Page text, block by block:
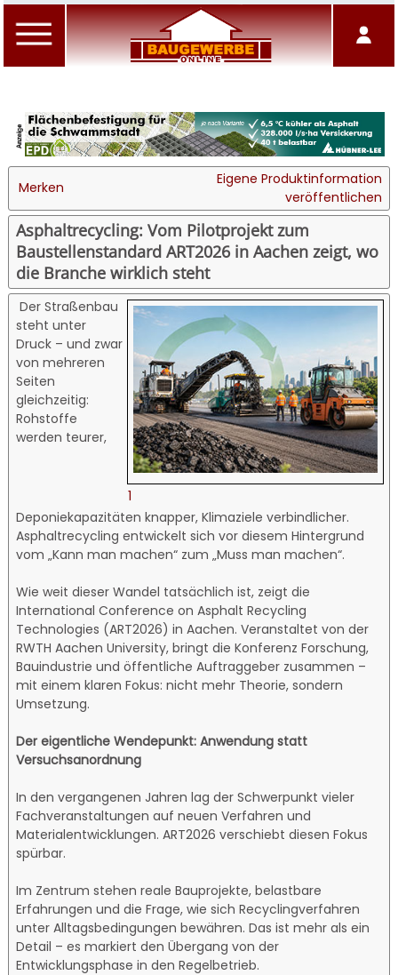
Merken
Eigene Produktinformation
veröffentlichen
Asphaltrecycling: Vom Pilotprojekt zum
Baustellenstandard ART2026 in Aachen zeigt, wo
die Branche wirklich steht
1
Der Straßenbau
steht unter
Druck – und zwar
von mehreren
Seiten
gleichzeitig:
Rohstoffe
werden teurer,
Deponiekapazitäten knapper, Klimaziele verbindlicher.
Asphaltrecycling entwickelt sich vor diesem Hintergrund
vom „Kann man machen“ zum „Muss man machen“.
Wie weit dieser Wandel tatsächlich ist, zeigt die
International Conference on Asphalt Recycling
Technologies (ART2026) in Aachen. Veranstaltet von der
RWTH Aachen University, bringt die Konferenz Forschung,
Bauindustrie und öffentliche Auftraggeber zusammen –
mit einem klaren Fokus: nicht mehr Theorie, sondern
Umsetzung.
Der eigentliche Wendepunkt: Anwendung statt
Versuchsanordnung
In den vergangenen Jahren lag der Schwerpunkt vieler
Fachveranstaltungen auf neuen Verfahren und
Materialentwicklungen. ART2026 verschiebt diesen Fokus
spürbar.
Im Zentrum stehen reale Bauprojekte, belastbare
Erfahrungen und die Frage, wie sich Recyclingverfahren
unter Alltagsbedingungen bewähren. Das ist mehr als ein
Detail – es markiert den Übergang von der
Entwicklungsphase in den Regelbetrieb.